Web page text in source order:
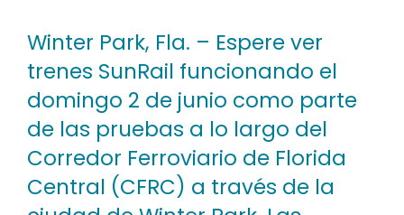
Winter Park, Fla. – Espere ver
trenes SunRail funcionando el
domingo 2 de junio como parte
de las pruebas a lo largo del
Corredor Ferroviario de Florida
Central (CFRC) a través de la